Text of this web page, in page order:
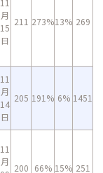
11
月
15
日
211 273%13% 269
11
月
14
日
205 191% 6% 1451
11
月
200 66% 15% 251